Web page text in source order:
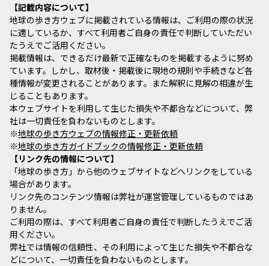
記載内容について
地球の歩き方ウェブに掲載されている情報は、ご利用の際の状況
に適しているか、すべて利用者ご自身の責任で判断していただい
たうえでご活用ください。
掲載情報は、できるだけ最新で正確なものを掲載するように努め
ています。しかし、取材後・掲載後に現地の規則や手続きなど各
種情報が変更されることがあります。また解釈に見解の相違が生
じることもあります。
本ウェブサイトを利用して生じた損失や不都合などについて、弊
社は一切責任を負わないものとします。
※地球の歩き方ウェブの情報修正・更新依頼
※地球の歩き方ガイドブックの情報修正・更新依頼
リンク先の情報について
「地球の歩き方」から他のウェブサイトなどへリンクをしている
場合があります。
リンク先のコンテンツ情報は弊社が運営管理しているものではあ
りません。
ご利用の際は、すべて利用者ご自身の責任で判断したうえでご活
用ください。
弊社では情報の信頼性、その利用によって生じた損失や不都合な
どについて、一切責任を負わないものとします。